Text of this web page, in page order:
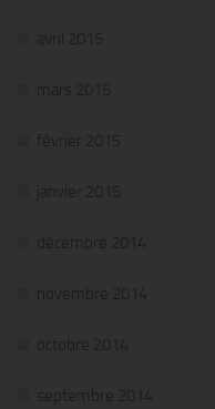
avril 2015
mars 2015
février 2015
janvier 2015
décembre 2014
novembre 2014
octobre 2014
septembre 2014